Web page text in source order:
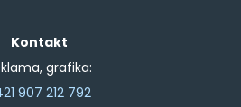
Kontakt
grafika:
907 212 792